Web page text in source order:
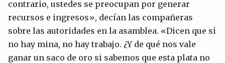
contrario, ustedes se preocupan por generar
recursos e ingresos», decían las compañeras
sobre las autoridades en la asamblea. «Dicen que si
no hay mina, no hay trabajo. ¿Y de qué nos vale
ganar un saco de oro si sabemos que esta plata no